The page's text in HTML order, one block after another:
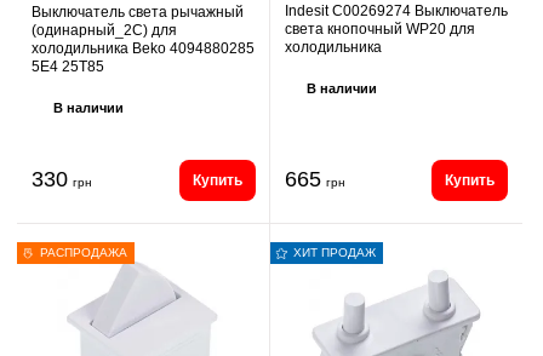
Выключатель света рычажный
(одинарный_2C) для
холодильника Beko 4094880285
5E4 25T85
В наличии
330 грн Купить
Indesit C00269274 Выключатель
света кнопочный WP20 для
холодильника
В наличии
665 грн Купить
РАСПРОДАЖА ХИТ ПРОДАЖ